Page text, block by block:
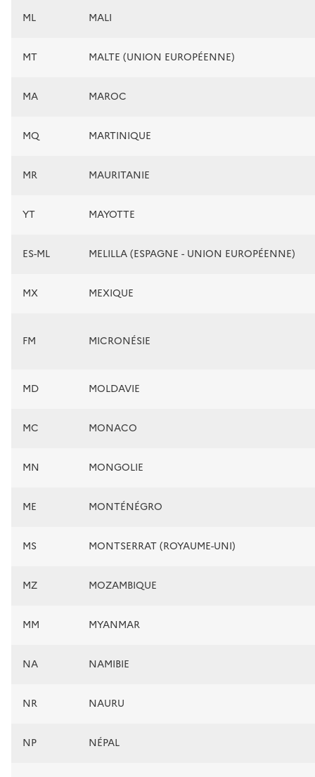
ML MALI
MT MALTE (UNION EUROPÉENNE)
MA MAROC
MQ MARTINIQUE
MR MAURITANIE
YT MAYOTTE
ES-ML MELILLA (ESPAGNE - UNION EUROPÉENNE)
MX MEXIQUE
FM MICRONÉSIE
MD MOLDAVIE
MC MONACO
MN MONGOLIE
ME MONTÉNÉGRO
MS MONTSERRAT (ROYAUME-UNI)
MZ MOZAMBIQUE
MM MYANMAR
NA NAMIBIE
NR NAURU
NP NÉPAL